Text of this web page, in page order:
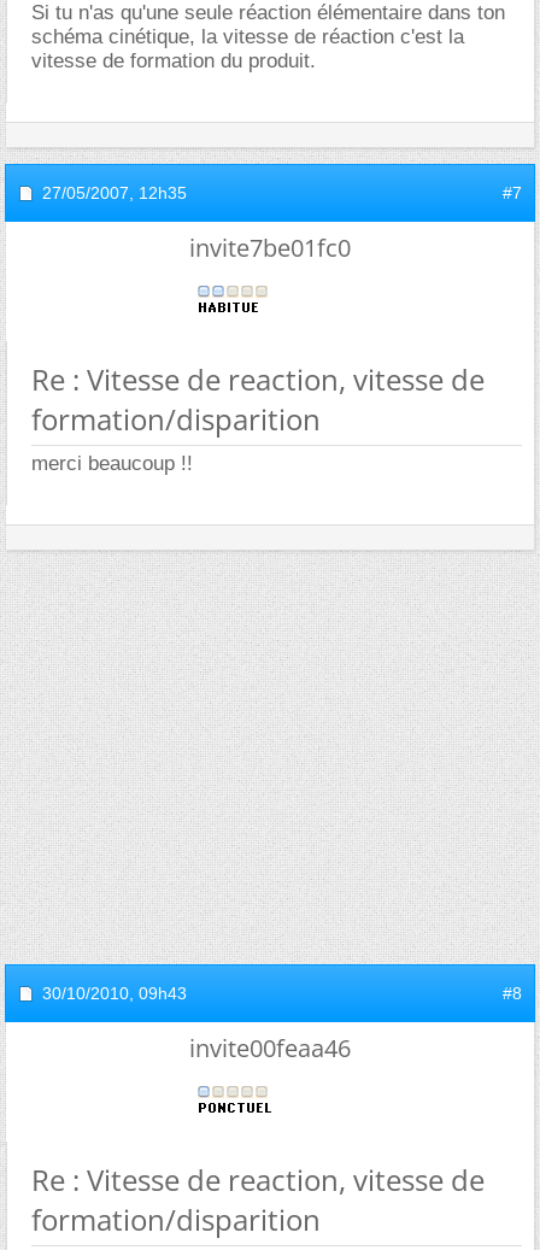
Si tu n'as qu'une seule réaction élémentaire dans ton
schéma cinétique, la vitesse de réaction c'est la
vitesse de formation du produit.
27/05/2007, 12h35 #7
invite7be01fc0
Re : Vitesse de reaction, vitesse de
formation/disparition
merci beaucoup !!
30/10/2010, 09h43 #8
invite00feaa46
Re : Vitesse de reaction, vitesse de
formation/disparition